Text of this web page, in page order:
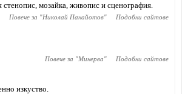
мозайка, живопис и сценография.
Повече за "Николай Панайотов" Подобни сайтове
Повече за "Минерва" Подобни сайтове
изкуство.